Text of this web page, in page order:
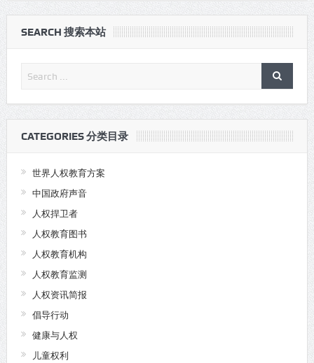
SEARCH 搜索本站
CATEGORIES 分类目录
世界人权教育方案
中国政府声音
人权捍卫者
人权教育图书
人权教育机构
人权教育监测
人权资讯简报
倡导行动
健康与人权
儿童权利